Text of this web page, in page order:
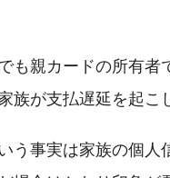
も親カードの所有
族が支払遅延を起こ
う事実は家族の個